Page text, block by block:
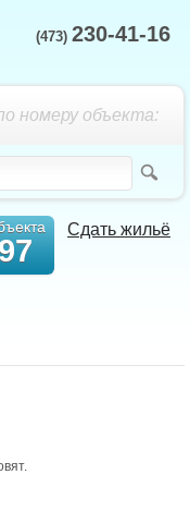
(473) 230-41-16
номеру объекта:
Сдать жильё